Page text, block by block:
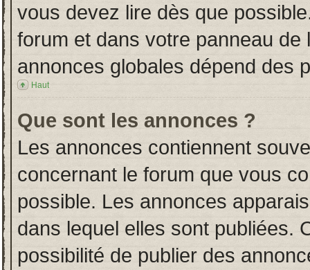
vous devez lire dès que
forum et dans votre panneau de
annonces globales dépend des
Haut
Que sont les annonces ?
Les annonces contiennent
concernant le forum que vous
possible. Les annonces
dans lequel elles sont publiées.
possibilité de publier des